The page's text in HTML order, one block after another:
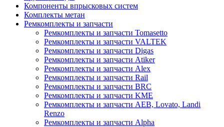
Компоненты впрысковых систем
Комплекты метан
Ремкомплекты и запчасти
Ремкомплекты и запчасти Tomasetto
Ремкомплекты и запчасти VALTEK
Ремкомплекты и запчасти Digas
Ремкомплекты и запчасти Atiker
Ремкомплекты и запчасти Alex
Ремкомплекты и запчасти Rail
Ремкомплекты и запчасти BRC
Ремкомплекты и запчасти KME
Ремкомплекты и запчасти AEB, Lovato, Landi
Renzo
Ремкомплекты и запчасти Alpha